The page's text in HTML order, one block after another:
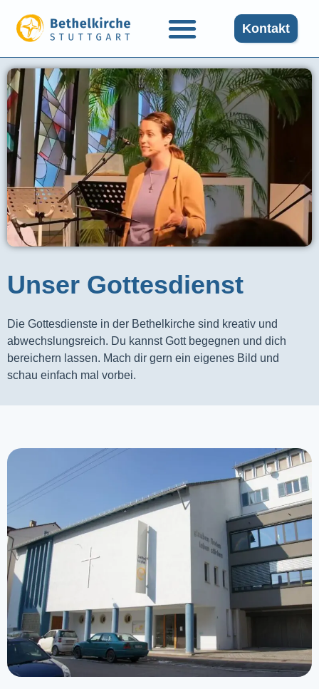
Kontakt
Unser Gottesdienst​
Die Gottesdienste in der Bethelkirche sind kreativ und
abwechslungsreich. Du kannst Gott begegnen und dich
bereichern lassen. Mach dir gern ein eigenes Bild und
schau einfach mal vorbei.